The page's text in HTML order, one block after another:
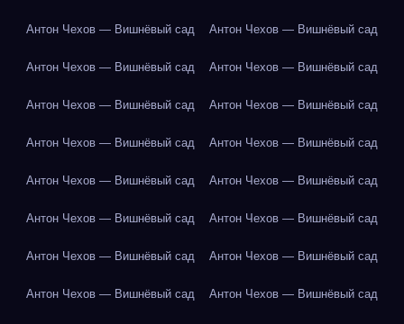
Антон Чехов — Вишнёвый сад Антон Чехов — Вишнёвый сад
Антон Чехов — Вишнёвый сад Антон Чехов — Вишнёвый сад
Антон Чехов — Вишнёвый сад Антон Чехов — Вишнёвый сад
Антон Чехов — Вишнёвый сад Антон Чехов — Вишнёвый сад
Антон Чехов — Вишнёвый сад Антон Чехов — Вишнёвый сад
Антон Чехов — Вишнёвый сад Антон Чехов — Вишнёвый сад
Антон Чехов — Вишнёвый сад Антон Чехов — Вишнёвый сад
Антон Чехов — Вишнёвый сад Антон Чехов — Вишнёвый сад